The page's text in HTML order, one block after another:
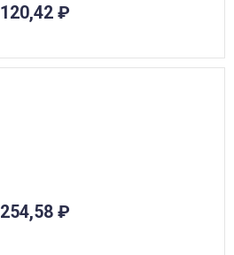
120,42 ₽
254,58 ₽